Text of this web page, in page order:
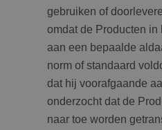
gebruiken of
omdat de Producten in
aan een bepaalde
norm of standaard
dat hij voorafgaande
onderzocht dat de
naar toe worden